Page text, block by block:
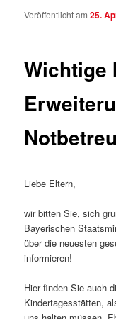
Wichtige
Veröffentlicht am25.
Liebe Eltern,
wir bitten Sie, sich
Bayerischen
über die neuesten
informieren!
Hier finden Sie auch
Kindertagesstätten,